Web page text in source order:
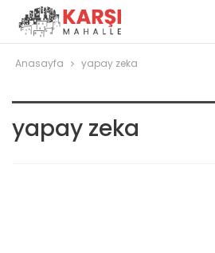
Anasayfa yapay zeka
yapay zeka